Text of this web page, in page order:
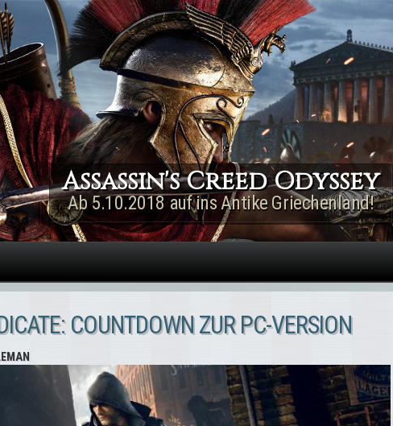
Direkt zum Inhalt
Assassin's Creed Rogue
Remastered
Jetzt für PS4 & Xbox One!
COUNTDOWN ZUR PC-VERSION